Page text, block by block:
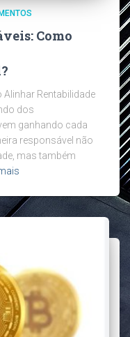
Como
Rentabilidade
dos
ganhando cada
responsável não
mas também